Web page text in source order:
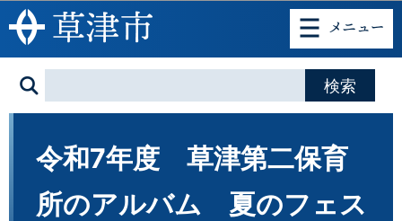
このページの本文へ移動
令和7年度 草津第二保育
所のアルバム 夏のフェス